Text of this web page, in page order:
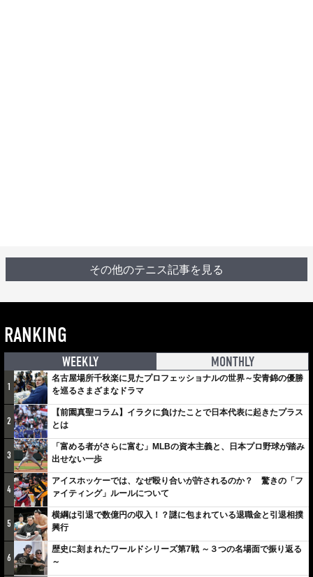
その他のテニス記事を見る
RANKING
WEEKLY MONTHLY
1
名古屋場所千秋楽に見たプロフェッショナルの世界～安青錦の優勝
を巡るさまざまなドラマ
2
【前園真聖コラム】イラクに負けたことで日本代表に起きたプラス
とは
3
「富める者がさらに富む」MLBの資本主義と、日本プロ野球が踏み
出せない一歩
4
アイスホッケーでは、なぜ殴り合いが許されるのか？ 驚きの「フ
ァイティング」ルールについて
5
横綱は引退で数億円の収入！？謎に包まれている退職金と引退相撲
興行
6
歴史に刻まれたワールドシリーズ第7戦 ～３つの名場面で振り返る
～